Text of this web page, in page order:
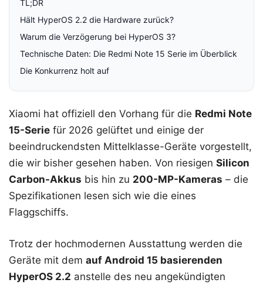
TL;DR
Hält HyperOS 2.2 die Hardware zurück?
Warum die Verzögerung bei HyperOS 3?
Technische Daten: Die Redmi Note 15 Serie im Überblick
Die Konkurrenz holt auf
Xiaomi hat offiziell den Vorhang für die Redmi Note
15-Serie für 2026 gelüftet und einige der
beeindruckendsten Mittelklasse-Geräte vorgestellt,
die wir bisher gesehen haben. Von riesigen Silicon
Carbon-Akkus bis hin zu 200-MP-Kameras – die
Spezifikationen lesen sich wie die eines
Flaggschiffs.
Trotz der hochmodernen Ausstattung werden die
Geräte mit dem auf Android 15 basierenden
HyperOS 2.2 anstelle des neu angekündigten